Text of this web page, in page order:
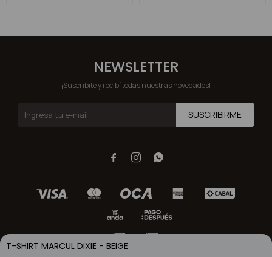
T-SHIRT MARCUL DIXIE - BEIGE
NEWSLETTER
¡Suscribite y recibí todas nuestras novedades!
SUSCRIBIRME
  